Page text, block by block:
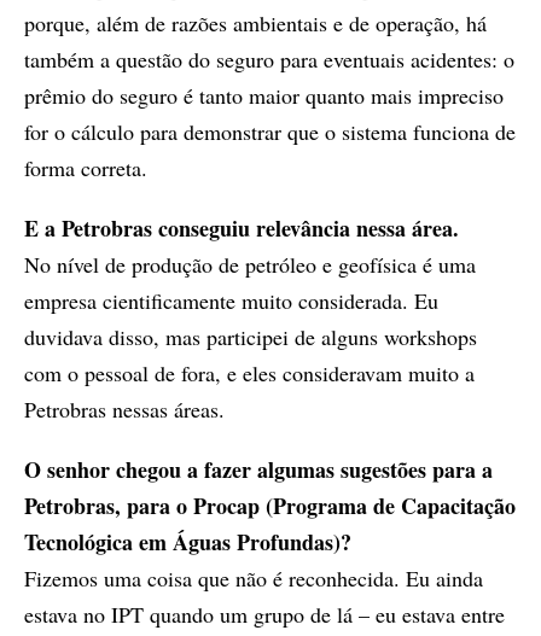
porque, além de razões ambientais e de operação, há
também a questão do seguro para eventuais acidentes: o
prêmio do seguro é tanto maior quanto mais impreciso
for o cálculo para demonstrar que o sistema funciona de
forma correta.
E a Petrobras conseguiu relevância nessa área.
No nível de produção de petróleo e geofísica é uma
empresa cientificamente muito considerada. Eu
duvidava disso, mas participei de alguns workshops
com o pessoal de fora, e eles consideravam muito a
Petrobras nessas áreas.
O senhor chegou a fazer algumas sugestões para a
Petrobras, para o Procap (Programa de Capacitação
Tecnológica em Águas Profundas)?
Fizemos uma coisa que não é reconhecida. Eu ainda
estava no IPT quando um grupo de lá – eu estava entre